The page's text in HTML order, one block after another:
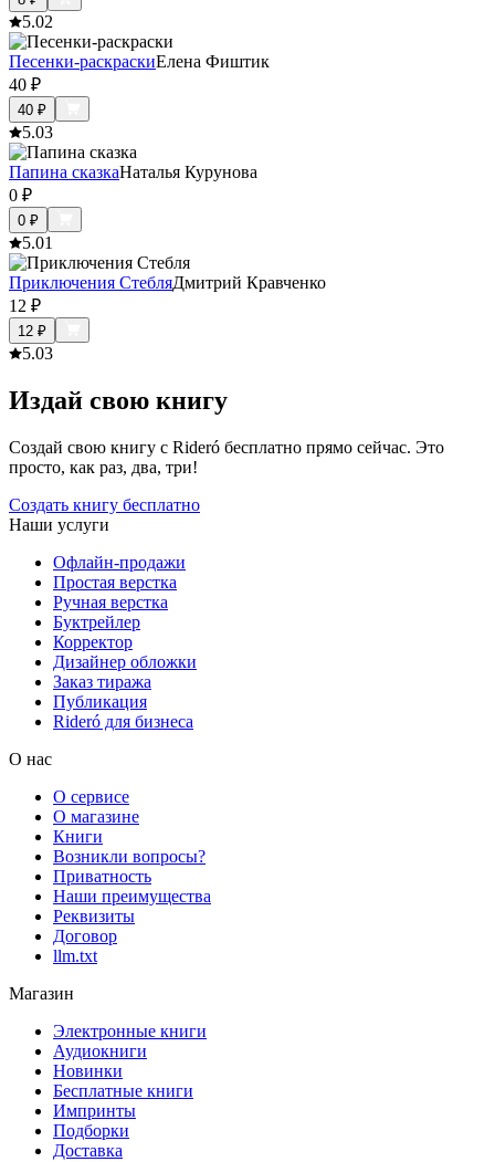
5.02
Песенки-раскраскиЕлена Фиштик
40 ₽
40 ₽
5.03
Папина сказкаНаталья Курунова
0 ₽
0 ₽
5.01
Приключения СтебляДмитрий Кравченко
12 ₽
12 ₽
5.03
Издай свою книгу
Создай свою книгу с Rideró бесплатно прямо сейчас. Это
просто, как раз, два, три!
Создать книгу бесплатно
Наши услуги
Офлайн-продажи
Простая верстка
Ручная верстка
Буктрейлер
Корректор
Дизайнер обложки
Заказ тиража
Публикация
Rideró для бизнеса
О нас
О сервисе
О магазине
Книги
Возникли вопросы?
Приватность
Наши преимущества
Реквизиты
Договор
llm.txt
Магазин
Электронные книги
Аудиокниги
Новинки
Бесплатные книги
Импринты
Подборки
Доставка